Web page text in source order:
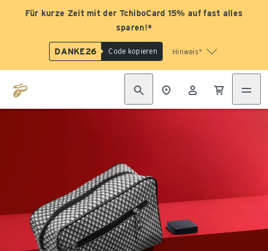
Für kurze Zeit mit der TchiboCard 15% auf fast alles
sparen!*
DANKE26 Code kopieren Hinweis*